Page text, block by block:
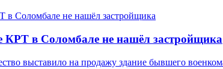
КРТ в Соломбале не нашёл застройщика